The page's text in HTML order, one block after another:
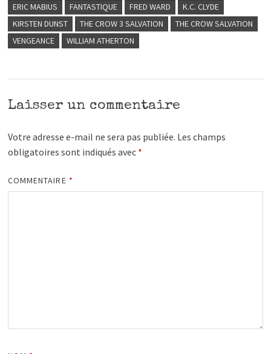
ERIC MABIUS
FANTASTIQUE FRED WARD
K.C. CLYDE
KIRSTEN DUNST
THE CROW 3 SALVATION
THE CROW SALVATION
VENGEANCE
WILLIAM ATHERTON
Laisser un commentaire
Votre adresse e-mail ne sera pas publiée. Les champs
obligatoires sont indiqués avec *
COMMENTAIRE *